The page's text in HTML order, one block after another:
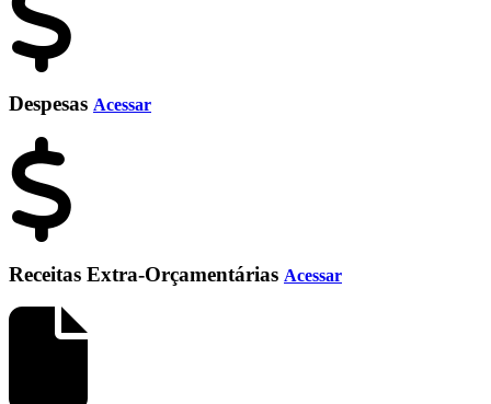
Despesas Acessar
Receitas Extra-Orçamentárias Acessar